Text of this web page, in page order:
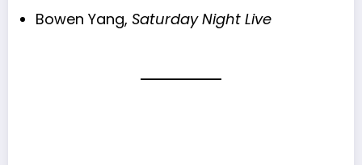
Bowen Yang, Saturday Night Live